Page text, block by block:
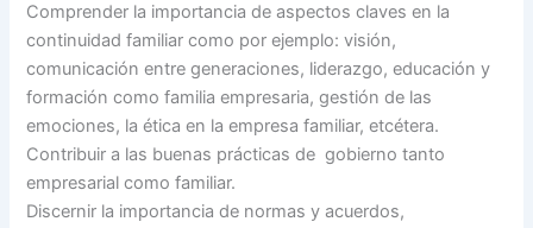
Comprender la importancia de aspectos claves en la
continuidad familiar como por ejemplo: visión,
comunicación entre generaciones, liderazgo, educación y
formación como familia empresaria, gestión de las
emociones, la ética en la empresa familiar, etcétera.
Contribuir a las buenas prácticas de gobierno tanto
empresarial como familiar.
Discernir la importancia de normas y acuerdos,